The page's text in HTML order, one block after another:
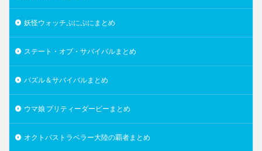
妖怪ウォッチぷにぷにまとめ
ステート・オブ・サバイバルまとめ
パズル＆サバイバルまとめ
ウマ娘 プリティーダービーまとめ
オクトパストラベラー大陸の覇者まとめ